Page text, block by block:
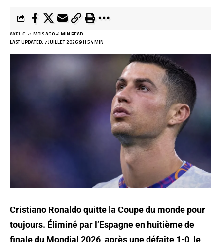
LAST UPDATED: 7 JUILLET 2026 9 H 54 MIN
AXEL C. 1 MOIS AGO 4 MIN READ
Cristiano Ronaldo quitte la Coupe du monde pour
toujours. Éliminé par l’Espagne en huitième de
finale du Mondial 2026, après une défaite 1-0, le